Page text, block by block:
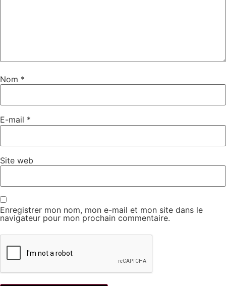
Nom *
E-mail *
Site web
Enregistrer mon nom, mon e-mail et mon site dans le
navigateur pour mon prochain commentaire.